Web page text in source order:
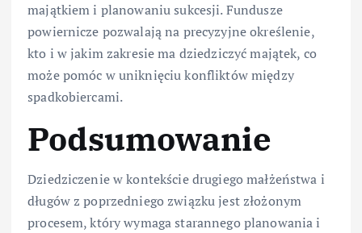
majątkiem i planowaniu sukcesji. Fundusze
powiernicze pozwalają na precyzyjne określenie,
kto i w jakim zakresie ma dziedziczyć majątek, co
może pomóc w uniknięciu konfliktów między
spadkobiercami.
Podsumowanie
Dziedziczenie w kontekście drugiego małżeństwa i
długów z poprzedniego związku jest złożonym
procesem, który wymaga starannego planowania i